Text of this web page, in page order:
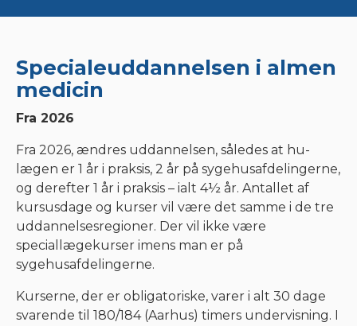
Specialeuddannelsen i almen
medicin
Fra 2026
Fra 2026, ændres uddannelsen, således at hu-
lægen er 1 år i praksis, 2 år på sygehusafdelingerne,
og derefter 1 år i praksis – ialt 4½ år. Antallet af
kursusdage og kurser vil være det samme i de tre
uddannelsesregioner. Der vil ikke være
speciallægekurser imens man er på
sygehusafdelingerne.
Kurserne, der er obligatoriske, varer i alt 30 dage
svarende til 180/184 (Aarhus) timers undervisning. I